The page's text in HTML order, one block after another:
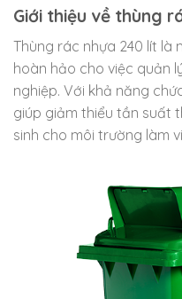
Giới thiệu về thùng
Thùng rác nhựa 240 lít là
hoàn hảo cho việc quản
nghiệp. Với khả năng
giúp giảm thiểu tần suất
sinh cho môi trường làm